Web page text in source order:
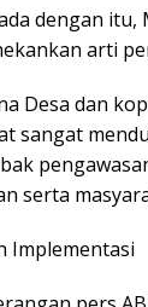
dengan
arti
Desa dan
sangat
serta
Implementasi